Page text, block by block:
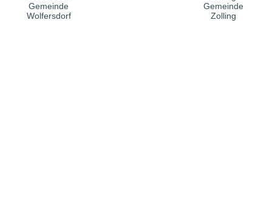
Gemeinde
Wolfersdorf
Gemeinde
Zolling